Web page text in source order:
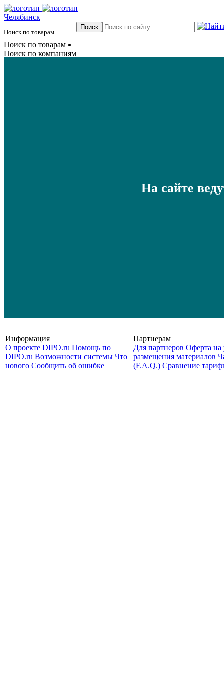
Челябинск
Поиск по товарам
Поиск по товарам
Поиск по компаниям
На сайте
Информация
О проекте DIPO.ru Помощь по
DIPO.ru Возможности системы Что
нового Сообщить об ошибке
Партнерам
Для партнеров Оферта на
размещения материалов
(F.A.Q.) Cравнение